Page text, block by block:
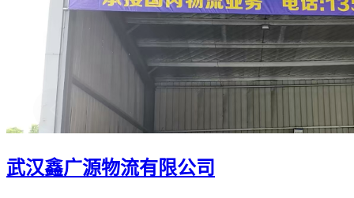
武汉鑫广源物流有限公司